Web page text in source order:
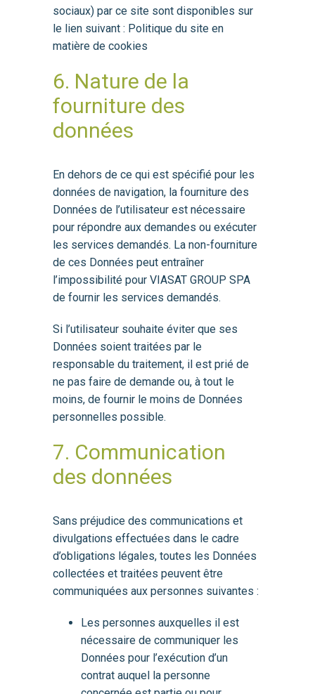
sociaux) par ce site sont disponibles sur
le lien suivant : Politique du site en
matière de cookies
6. Nature de la
fourniture des
données
En dehors de ce qui est spécifié pour les
données de navigation, la fourniture des
Données de l’utilisateur est nécessaire
pour répondre aux demandes ou exécuter
les services demandés. La non-fourniture
de ces Données peut entraîner
l’impossibilité pour VIASAT GROUP SPA
de fournir les services demandés.
Si l’utilisateur souhaite éviter que ses
Données soient traitées par le
responsable du traitement, il est prié de
ne pas faire de demande ou, à tout le
moins, de fournir le moins de Données
personnelles possible.
7. Communication
des données
Sans préjudice des communications et
divulgations effectuées dans le cadre
d’obligations légales, toutes les Données
collectées et traitées peuvent être
communiquées aux personnes suivantes :
Les personnes auxquelles il est
nécessaire de communiquer les
Données pour l’exécution d’un
contrat auquel la personne